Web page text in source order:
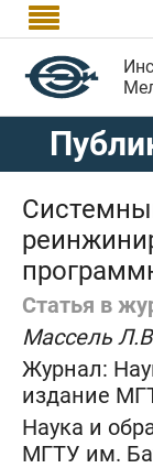

Статья в
Массель
Журнал:
издание
Наука и
МГТУ им.